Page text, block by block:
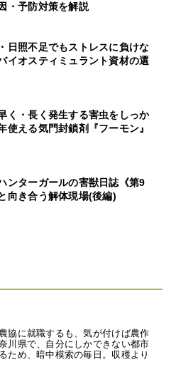
・予防対策を解説
日照不足でもストレスに負けな
イオスティミュラント資材の選
く・長く発生する害虫をしっか
使える気門封鎖剤『フーモン』
ンターガールの害獣日誌《第9
向き合う解体現場(後編)
協に就職するも、気が付けば農作
川県で、自分にしかできない都市
ため、暗中模索の毎日。収穫より